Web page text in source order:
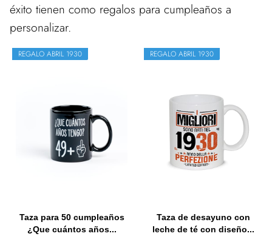
éxito tienen como regalos para cumpleaños a
personalizar.
REGALO ABRIL 1930
Taza para 50 cumpleaños
¿Que cuántos años...
REGALO ABRIL 1930
Taza de desayuno con
leche de té con diseño...